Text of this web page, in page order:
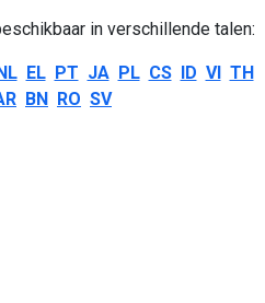
in verschillende talen:
EL PT JA PL CS ID VI TH
BN RO SV